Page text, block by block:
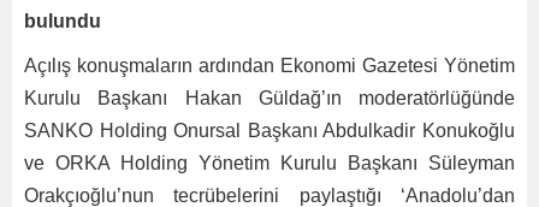
bulundu
Açılış konuşmaların ardından Ekonomi Gazetesi Yönetim
Kurulu Başkanı Hakan Güldağ’ın moderatörlüğünde
SANKO Holding Onursal Başkanı Abdulkadir Konukoğlu
ve ORKA Holding Yönetim Kurulu Başkanı Süleyman
Orakçıoğlu’nun tecrübelerini paylaştığı ‘Anadolu’dan